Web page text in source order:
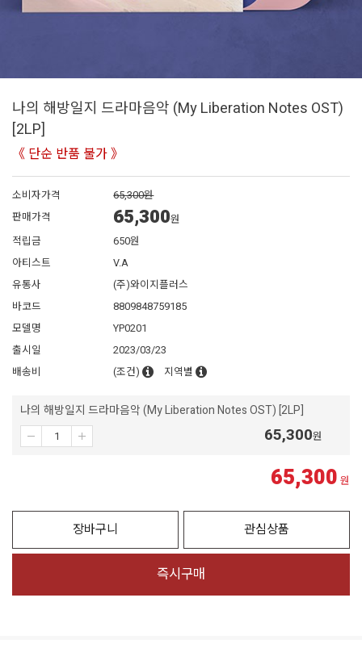
나의 해방일지 드라마음악 (My Liberation Notes OST)
[2LP]
《 단순 반품 불가 》
소비자가격
65,300원
판매가격
65,300원
적립금
650원
아티스트
V.A
유통사
(주)와이지플러스
바코드
8809848759185
모델명
YP0201
출시일
2023/03/23
배송비
(조건) 지역별
나의 해방일지 드라마음악 (My Liberation Notes OST) [2LP]
65,300원
65,300 원
장바구니 관심상품
즉시구매